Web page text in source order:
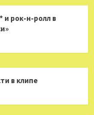
и рок-н-ролл в
в клипе